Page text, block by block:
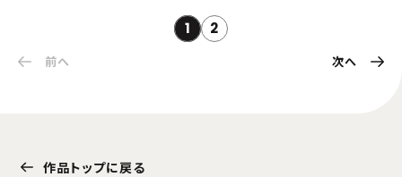
1 2
前へ 次へ
作品トップに戻る